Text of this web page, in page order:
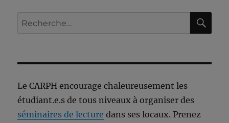
Recherche
Le CARPH encourage chaleureusement les
étudiant.e.s de tous niveaux à organiser des
séminaires de lecture dans ses locaux. Prenez